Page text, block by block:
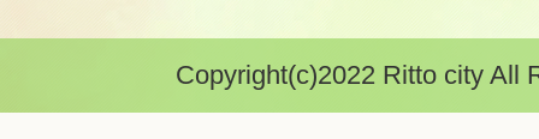
Copyright(c)2022 Ritto city All